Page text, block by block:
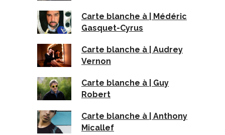
Carte blanche à | Médéric
Gasquet-Cyrus
Carte blanche à | Audrey
Vernon
Carte blanche à | Guy
Robert
Carte blanche à | Anthony
Micallef